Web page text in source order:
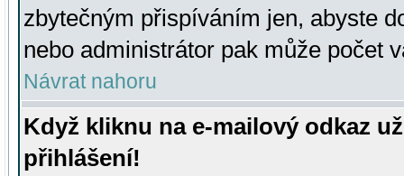
zbytečným přispíváním jen, abyste
nebo administrátor pak může počet
Návrat nahoru
Když kliknu na e-mailový odkaz
přihlášení!